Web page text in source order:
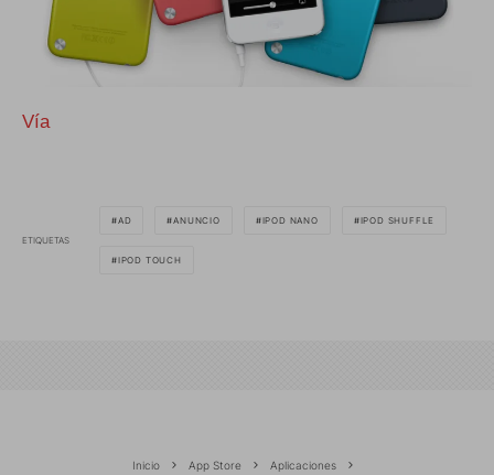
Vía
ETIQUETAS
AD ANUNCIO IPOD NANO IPOD SHUFFLE
IPOD TOUCH
Inicio App Store
Aplicaciones